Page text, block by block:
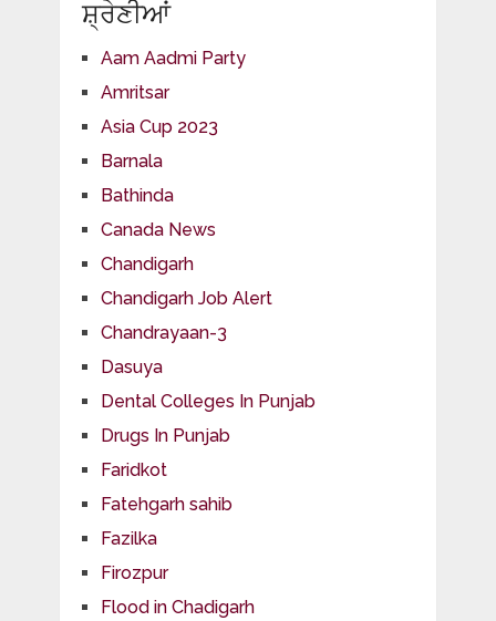
ਸ਼੍ਰੇਣੀਆਂ
Aam Aadmi Party
Amritsar
Asia Cup 2023
Barnala
Bathinda
Canada News
Chandigarh
Chandigarh Job Alert
Chandrayaan-3
Dasuya
Dental Colleges In Punjab
Drugs In Punjab
Faridkot
Fatehgarh sahib
Fazilka
Firozpur
Flood in Chadigarh